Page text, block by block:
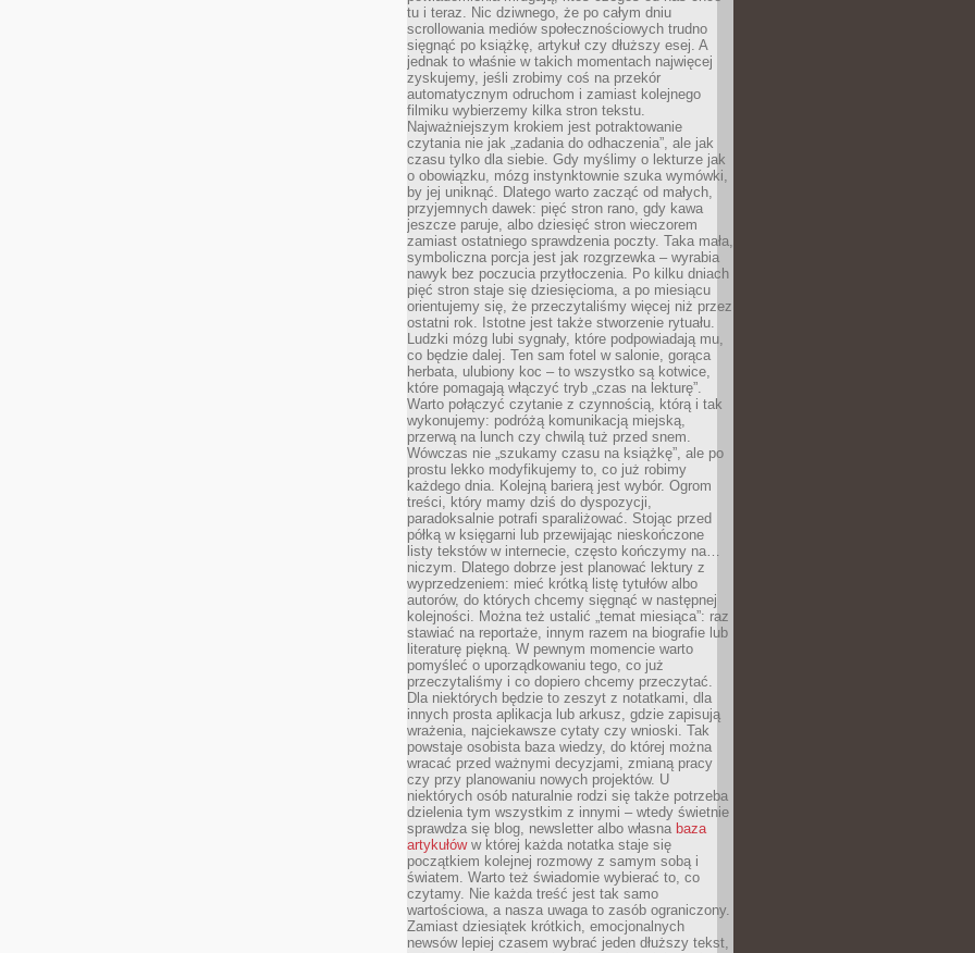
tu i teraz. Nic dziwnego, że po całym dniu
scrollowania mediów społecznościowych trudno
sięgnąć po książkę, artykuł czy dłuższy esej. A
jednak to właśnie w takich momentach najwięcej
zyskujemy, jeśli zrobimy coś na przekór
automatycznym odruchom i zamiast kolejnego
filmiku wybierzemy kilka stron tekstu.
Najważniejszym krokiem jest potraktowanie
czytania nie jak „zadania do odhaczenia”, ale jak
czasu tylko dla siebie. Gdy myślimy o lekturze jak
o obowiązku, mózg instynktownie szuka wymówki,
by jej uniknąć. Dlatego warto zacząć od małych,
przyjemnych dawek: pięć stron rano, gdy kawa
jeszcze paruje, albo dziesięć stron wieczorem
zamiast ostatniego sprawdzenia poczty. Taka mała,
symboliczna porcja jest jak rozgrzewka – wyrabia
nawyk bez poczucia przytłoczenia. Po kilku dniach
pięć stron staje się dziesięcioma, a po miesiącu
orientujemy się, że przeczytaliśmy więcej niż przez
ostatni rok. Istotne jest także stworzenie rytuału.
Ludzki mózg lubi sygnały, które podpowiadają mu,
co będzie dalej. Ten sam fotel w salonie, gorąca
herbata, ulubiony koc – to wszystko są kotwice,
które pomagają włączyć tryb „czas na lekturę”.
Warto połączyć czytanie z czynnością, którą i tak
wykonujemy: podróżą komunikacją miejską,
przerwą na lunch czy chwilą tuż przed snem.
Wówczas nie „szukamy czasu na książkę”, ale po
prostu lekko modyfikujemy to, co już robimy
każdego dnia. Kolejną barierą jest wybór. Ogrom
treści, który mamy dziś do dyspozycji,
paradoksalnie potrafi sparaliżować. Stojąc przed
półką w księgarni lub przewijając nieskończone
listy tekstów w internecie, często kończymy na…
niczym. Dlatego dobrze jest planować lektury z
wyprzedzeniem: mieć krótką listę tytułów albo
autorów, do których chcemy sięgnąć w następnej
kolejności. Można też ustalić „temat miesiąca”: raz
stawiać na reportaże, innym razem na biografie lub
literaturę piękną. W pewnym momencie warto
pomyśleć o uporządkowaniu tego, co już
przeczytaliśmy i co dopiero chcemy przeczytać.
Dla niektórych będzie to zeszyt z notatkami, dla
innych prosta aplikacja lub arkusz, gdzie zapisują
wrażenia, najciekawsze cytaty czy wnioski. Tak
powstaje osobista baza wiedzy, do której można
wracać przed ważnymi decyzjami, zmianą pracy
czy przy planowaniu nowych projektów. U
niektórych osób naturalnie rodzi się także potrzeba
dzielenia tym wszystkim z innymi – wtedy świetnie
sprawdza się blog, newsletter albo własna baza
artykułóww której każda notatka staje się
początkiem kolejnej rozmowy z samym sobą i
światem. Warto też świadomie wybierać to, co
czytamy. Nie każda treść jest tak samo
wartościowa, a nasza uwaga to zasób ograniczony.
Zamiast dziesiątek krótkich, emocjonalnych
newsów lepiej czasem wybrać jeden dłuższy tekst,